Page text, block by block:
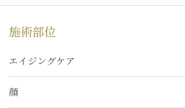
施術部位
エイジングケア
顔